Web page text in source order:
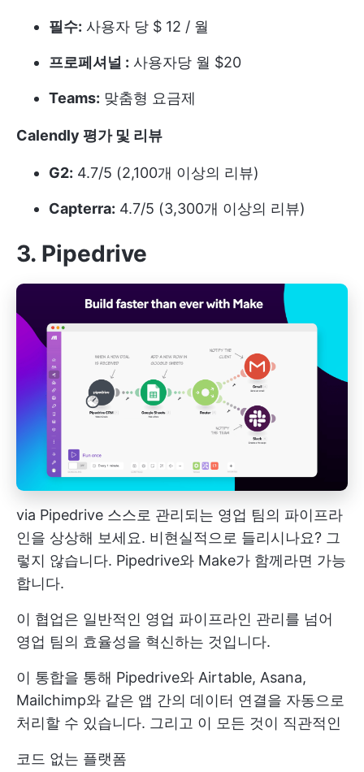
필수: 사용자 당 $ 12 / 월
프로페셔널 : 사용자당 월 $20
Teams: 맞춤형 요금제
Calendly 평가 및 리뷰
G2: 4.7/5 (2,100개 이상의 리뷰)
Capterra: 4.7/5 (3,300개 이상의 리뷰)
3. Pipedrive
via Pipedrive 스스로 관리되는 영업 팀의 파이프라
인을 상상해 보세요. 비현실적으로 들리시나요? 그
렇지 않습니다. Pipedrive와 Make가 함께라면 가능
합니다.
이 협업은 일반적인 영업 파이프라인 관리를 넘어
영업 팀의 효율성을 혁신하는 것입니다.
이 통합을 통해 Pipedrive와 Airtable, Asana,
Mailchimp와 같은 앱 간의 데이터 연결을 자동으로
처리할 수 있습니다. 그리고 이 모든 것이 직관적인
코드 없는 플랫폼